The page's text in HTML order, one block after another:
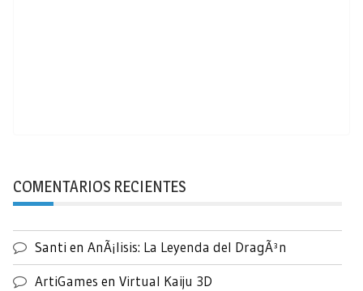
COMENTARIOS RECIENTES
Santi en AnÃ¡lisis: La Leyenda del DragÃ³n
ArtiGames en Virtual Kaiju 3D